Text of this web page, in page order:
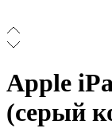
Apple
(серый